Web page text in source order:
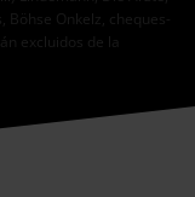
Onkelz, cheques-
excluidos de la